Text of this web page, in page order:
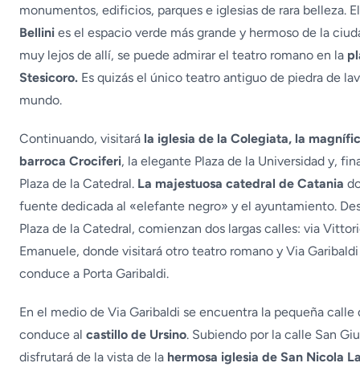
monumentos, edificios, parques e iglesias de rara belleza.
Bellini es el espacio verde más grande y hermoso de la
muy lejos de allí, se puede admirar el teatro romano en la
Stesicoro. Es quizás el único teatro antiguo de piedra de
mundo.
Continuando, visitará la iglesia de la Colegiata, la
barroca Crociferi, la elegante Plaza de la Universidad y,
Plaza de la Catedral. La majestuosa catedral de Catania
fuente dedicada al «elefante negro» y el ayuntamiento.
Plaza de la Catedral, comienzan dos largas calles: via
Emanuele, donde visitará otro teatro romano y Via
conduce a Porta Garibaldi.
En el medio de Via Garibaldi se encuentra la pequeña calle
conduce al castillo de Ursino. Subiendo por la calle San
disfrutará de la vista de la hermosa iglesia de San Nicola